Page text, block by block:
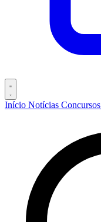
Início Notícias Concursos